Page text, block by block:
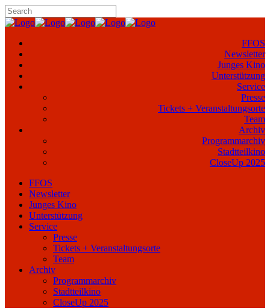
FFOS
Newsletter
Junges Kino
Unterstützung
Service
Presse
Tickets + Veranstaltungsorte
Team
Archiv
Programmarchiv
Stadtteilkino
CloseUp 2025
FFOS
Newsletter
Junges Kino
Unterstützung
Service
Presse
Tickets + Veranstaltungsorte
Team
Archiv
Programmarchiv
Stadtteilkino
CloseUp 2025